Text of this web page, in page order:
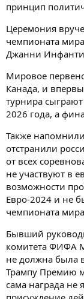
принцип
Церемония
чемпионата
Джанни
Мировое
Канада, и
турнира
2026 года, а
Также
отстранили
от всех
не участвуют в
возможности
Евро-2024 и не
чемпионата
Бывший
комитета ФИФА
не должна была
Трампу Премию
сама награда не